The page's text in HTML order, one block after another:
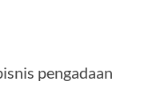
pengadaan